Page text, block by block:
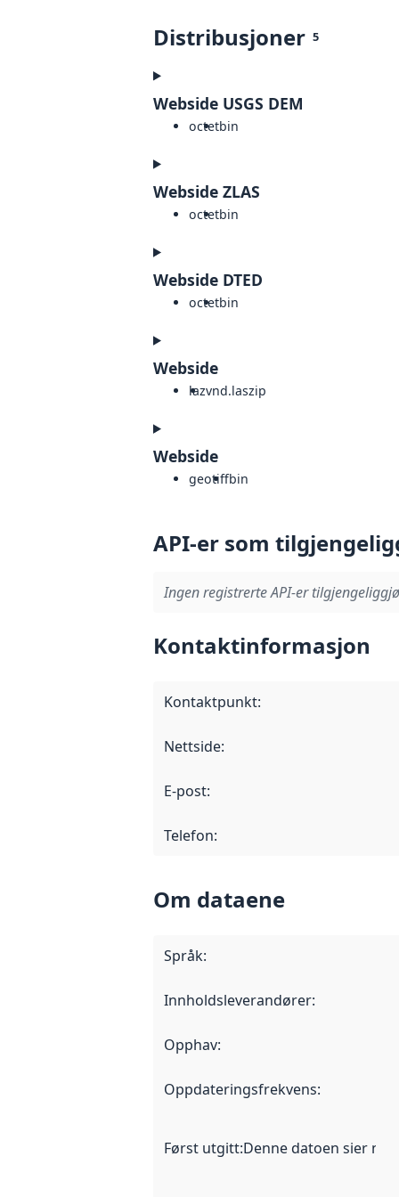
Distribusjoner 5
Webside USGS DEM
octetbin
Webside ZLAS
octetbin
Webside DTED
octetbin
Webside
lazvnd.laszip
Webside
geotiffbin
API-er som
Ingen registrerte API-er
Kontaktinformasjon
Kontaktpunkt:
Nettside:
E-post:
Telefon:
Om dataene
Språk:
Innholdsleverandører:
Opphav:
Oppdateringsfrekvens:
Først utgitt:Denne datoen sier